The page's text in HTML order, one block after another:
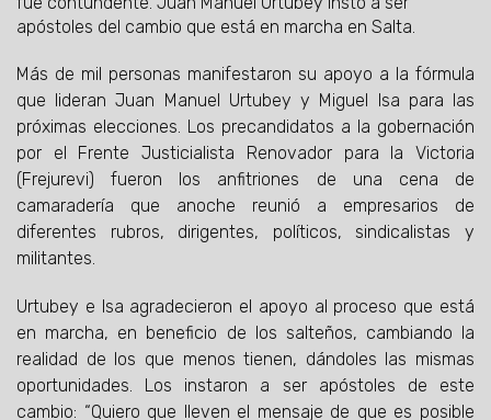
apóstoles del cambio que está en marcha en Salta.
Más de mil personas manifestaron su apoyo a la fórmula
que lideran Juan Manuel Urtubey y Miguel Isa para las
próximas elecciones. Los precandidatos a la gobernación
por el Frente Justicialista Renovador para la Victoria
(Frejurevi) fueron los anfitriones de una cena de
camaradería que anoche reunió a empresarios de
diferentes rubros, dirigentes, políticos, sindicalistas y
militantes.
Urtubey e Isa agradecieron el apoyo al proceso que está
en marcha, en beneficio de los salteños, cambiando la
realidad de los que menos tienen, dándoles las mismas
oportunidades. Los instaron a ser apóstoles de este
cambio: “Quiero que lleven el mensaje de que es posible